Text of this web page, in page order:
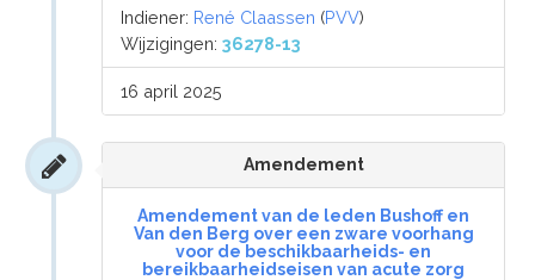
Indiener: René Claassen (PVV)
Wijzigingen:36278-13
16 april 2025
Amendement
Amendement van de leden Bushoff en
Van den Berg over een zware voorhang
voor de beschikbaarheids- en
bereikbaarheidseisen van acute zorg